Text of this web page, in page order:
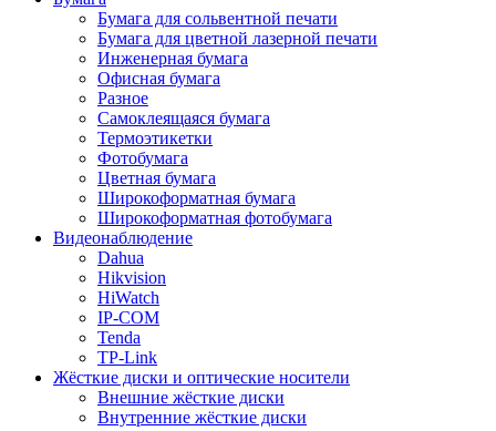
Бумага для сольвентной печати
Бумага для цветной лазерной печати
Инженерная бумага
Офисная бумага
Разное
Самоклеящаяся бумага
Термоэтикетки
Фотобумага
Цветная бумага
Широкоформатная бумага
Широкоформатная фотобумага
Видеонаблюдение
Dahua
Hikvision
HiWatch
IP-COM
Tenda
TP-Link
Жёсткие диски и оптические носители
Внешние жёсткие диски
Внутренние жёсткие диски